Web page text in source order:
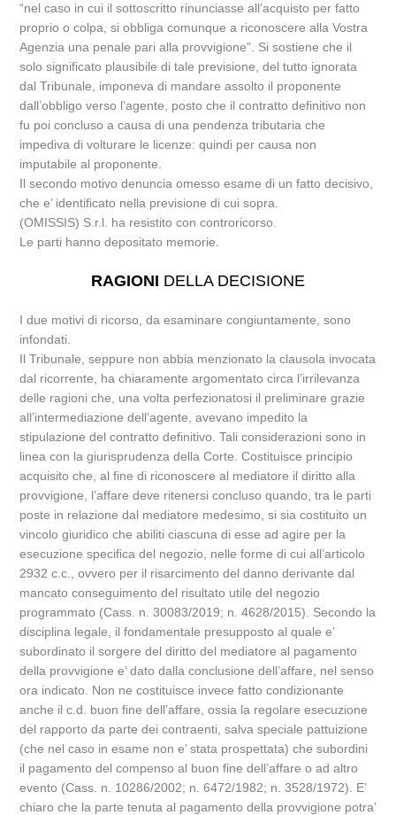
“nel caso in cui il sottoscritto rinunciasse all’acquisto per fatto
proprio o colpa, si obbliga comunque a riconoscere alla Vostra
Agenzia una penale pari alla provvigione”. Si sostiene che il
solo significato plausibile di tale previsione, del tutto ignorata
dal Tribunale, imponeva di mandare assolto il proponente
dall’obbligo verso l’agente, posto che il contratto definitivo non
fu poi concluso a causa di una pendenza tributaria che
impediva di volturare le licenze: quindi per causa non
imputabile al proponente.
Il secondo motivo denuncia omesso esame di un fatto decisivo,
che e’ identificato nella previsione di cui sopra.
(OMISSIS) S.r.l. ha resistito con controricorso.
Le parti hanno depositato memorie.
RAGIONI DELLA DECISIONE
I due motivi di ricorso, da esaminare congiuntamente, sono
infondati.
Il Tribunale, seppure non abbia menzionato la clausola invocata
dal ricorrente, ha chiaramente argomentato circa l’irrilevanza
delle ragioni che, una volta perfezionatosi il preliminare grazie
all’intermediazione dell’agente, avevano impedito la
stipulazione del contratto definitivo. Tali considerazioni sono in
linea con la giurisprudenza della Corte. Costituisce principio
acquisito che, al fine di riconoscere al mediatore il diritto alla
provvigione, l’affare deve ritenersi concluso quando, tra le parti
poste in relazione dal mediatore medesimo, si sia costituito un
vincolo giuridico che abiliti ciascuna di esse ad agire per la
esecuzione specifica del negozio, nelle forme di cui all’articolo
2932 c.c., ovvero per il risarcimento del danno derivante dal
mancato conseguimento del risultato utile del negozio
programmato (Cass. n. 30083/2019; n. 4628/2015). Secondo la
disciplina legale, il fondamentale presupposto al quale e’
subordinato il sorgere del diritto del mediatore al pagamento
della provvigione e’ dato dalla conclusione dell’affare, nel senso
ora indicato. Non ne costituisce invece fatto condizionante
anche il c.d. buon fine dell’affare, ossia la regolare esecuzione
del rapporto da parte dei contraenti, salva speciale pattuizione
(che nel caso in esame non e’ stata prospettata) che subordini
il pagamento del compenso al buon fine dell’affare o ad altro
evento (Cass. n. 10286/2002; n. 6472/1982; n. 3528/1972). E’
chiaro che la parte tenuta al pagamento della provvigione potra’